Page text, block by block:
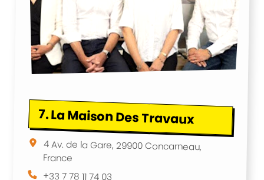
7.La Maison Des Travaux
4 Av. de la Gare, 29900 Concarneau,
France
+33 7 78 11 74 03